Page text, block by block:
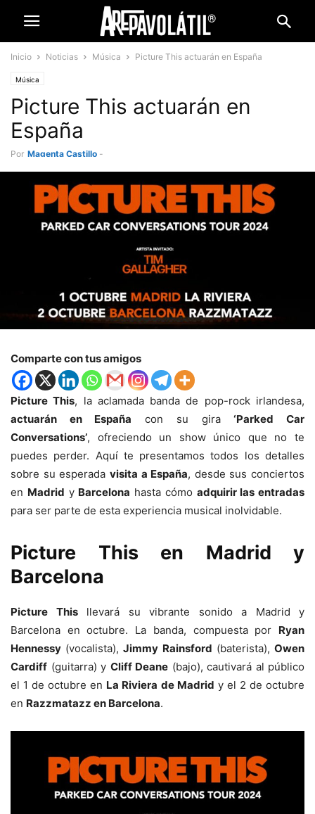
Inicio Noticias Música Picture This actuarán en España
Música
Picture This actuarán en
España
Por Magenta Castillo -
Comparte con tus amigos
Picture This, la aclamada banda de pop-rock irlandesa,
actuarán en España con su gira‘Parked Car
Conversations’, ofreciendo un show único que no te
puedes perder. Aquí te presentamos todos los detalles
sobre su esperada visita a España, desde sus conciertos
en Madrid y Barcelona hasta cómo adquirir las entradas
para ser parte de esta experiencia musical inolvidable.
Picture This en Madrid y
Barcelona
Picture Thisllevará su vibrante sonido a Madrid y
Barcelona en octubre. La banda, compuesta por Ryan
Hennessy (vocalista),Jimmy Rainsford (baterista),Owen
Cardiff (guitarra) y Cliff Deane (bajo), cautivará al público
el 1 de octubre en La Riviera de Madrid y el 2 de octubre
en Razzmatazz en Barcelona.